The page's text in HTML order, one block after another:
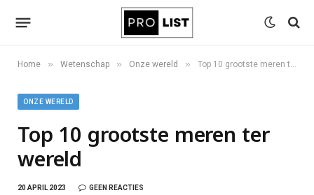
Home » Wetenschap » Onze wereld » Top 10 grootste meren ter wereld
ONZE WERELD
Top 10 grootste meren ter
wereld
20 APRIL 2023 GEEN REACTIES